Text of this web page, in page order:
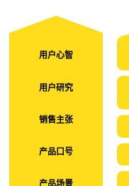
用户心智
用户研究
销售主张
产品口号
产品场景